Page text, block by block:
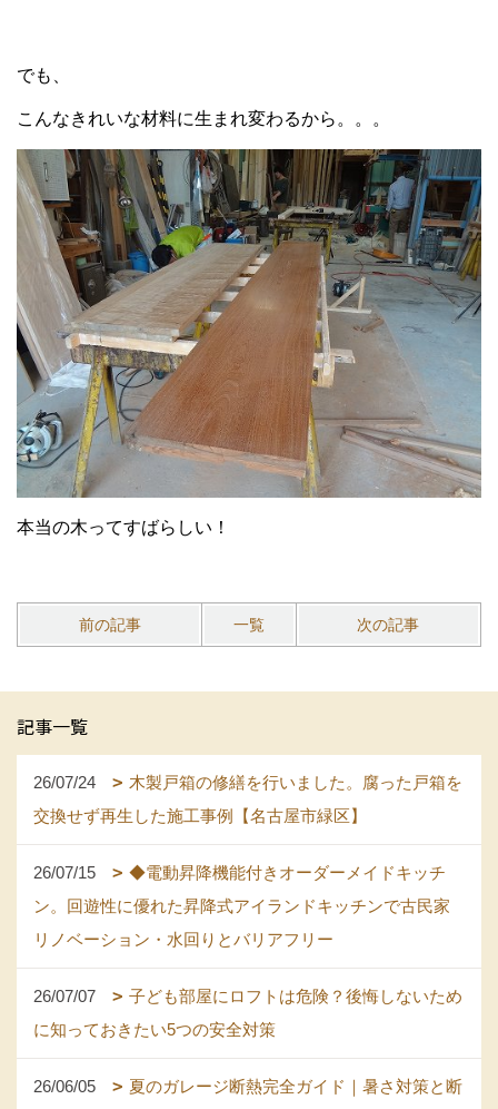
でも、
こんなきれいな材料に生まれ変わるから。。。
本当の木ってすばらしい！
前の記事 一覧 次の記事
記事一覧
26/07/24
木製戸箱の修繕を行いました。腐った戸箱を
交換せず再生した施工事例【名古屋市緑区】
26/07/15
◆電動昇降機能付きオーダーメイドキッチ
ン。回遊性に優れた昇降式アイランドキッチンで古民家
リノベーション・水回りとバリアフリー
26/07/07
子ども部屋にロフトは危険？後悔しないため
に知っておきたい5つの安全対策
26/06/05
夏のガレージ断熱完全ガイド｜暑さ対策と断